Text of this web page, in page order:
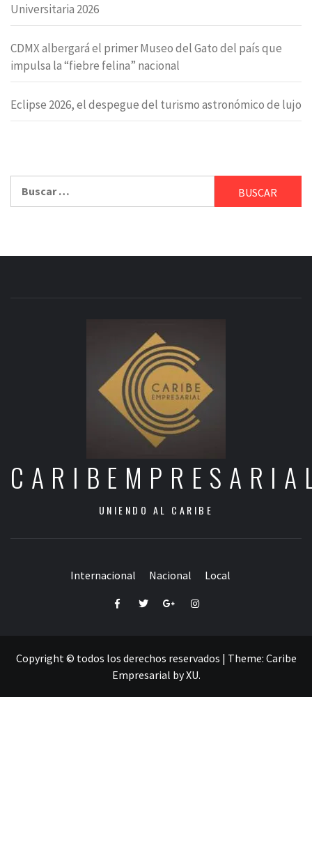
Universitaria 2026
CDMX albergará el primer Museo del Gato del país que
impulsa la “fiebre felina” nacional
Eclipse 2026, el despegue del turismo astronómico de lujo
UNIENDO AL CARIBE
Internacional Nacional Local
FacebookTwitterGoogle+Instagram
Copyright © todos los derechos reservados | Theme: Caribe
Empresarial byXU.